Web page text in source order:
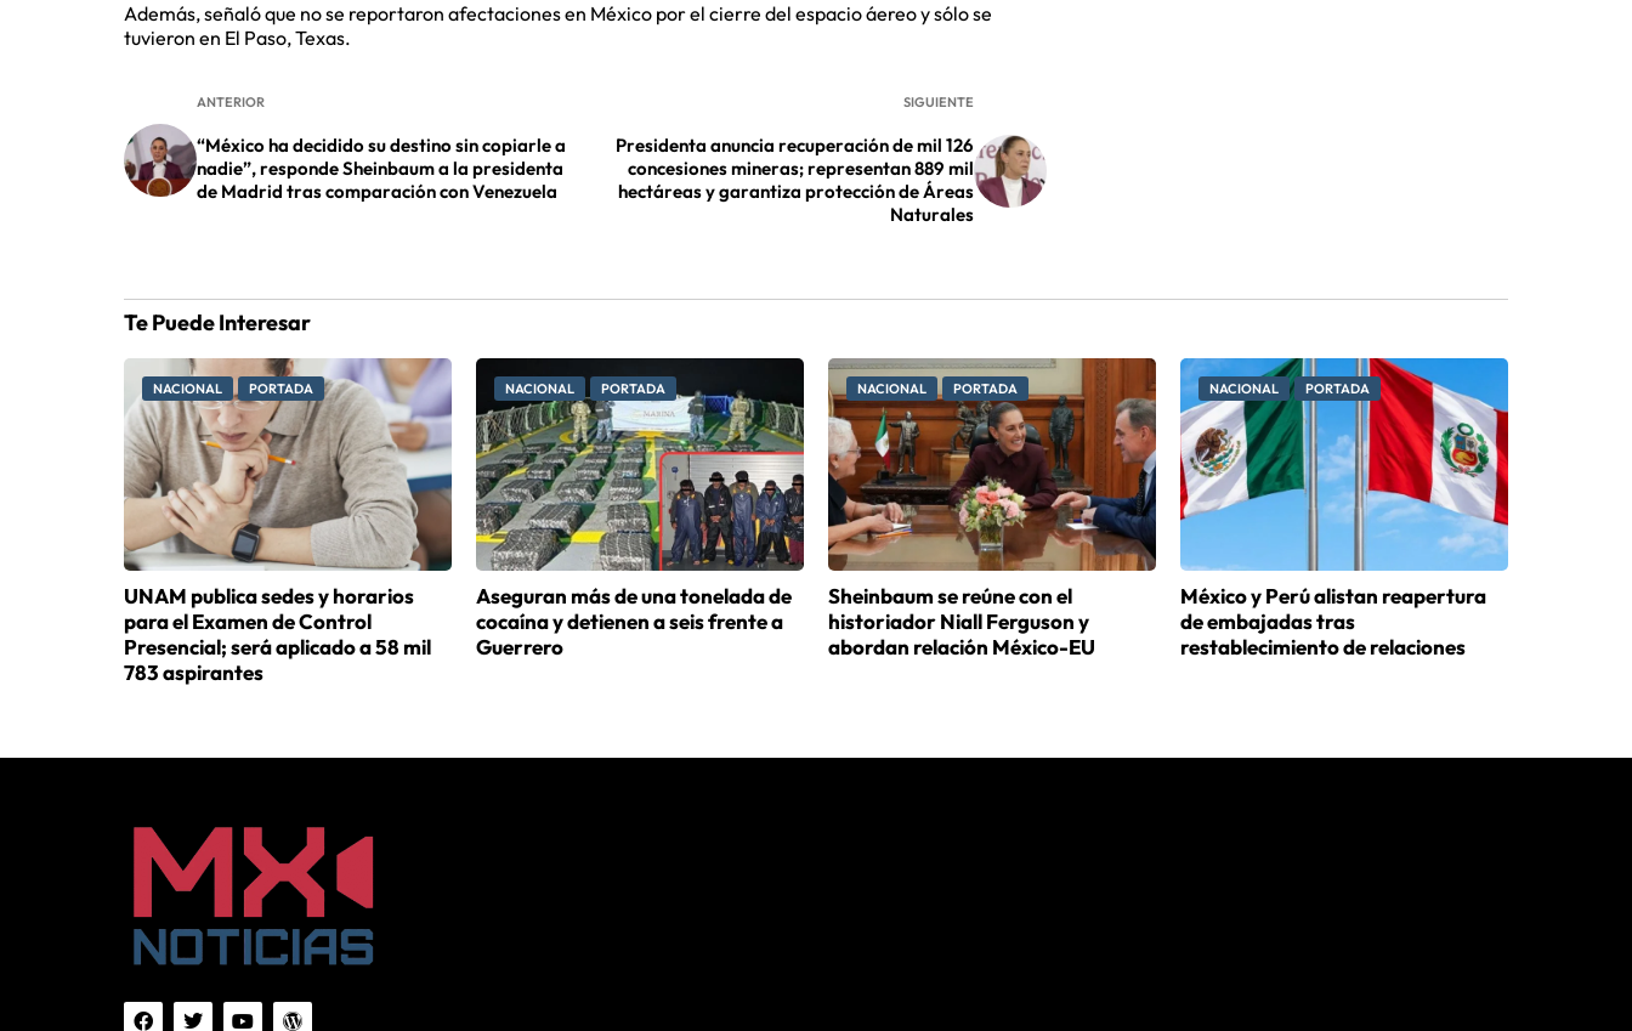
Además, señaló que no se reportaron afectaciones en México por el cierre del espacio áereo y sólo se
tuvieron en El Paso, Texas.
ANTERIOR
“México ha decidido su destino sin copiarle a
nadie”, responde Sheinbaum a la presidenta
de Madrid tras comparación con Venezuela
SIGUIENTE
Presidenta anuncia recuperación de mil 126
concesiones mineras; representan 889 mil
hectáreas y garantiza protección de Áreas
Naturales
Te Puede Interesar
NACIONAL PORTADA
UNAM publica sedes y horarios
para el Examen de Control
Presencial; será aplicado a 58 mil
783 aspirantes
NACIONAL PORTADA
Aseguran más de una tonelada de
cocaína y detienen a seis frente a
Guerrero
NACIONAL PORTADA
Sheinbaum se reúne con el
historiador Niall Ferguson y
abordan relación México-EU
NACIONAL PORTADA
México y Perú alistan reapertura
de embajadas tras
restablecimiento de relaciones